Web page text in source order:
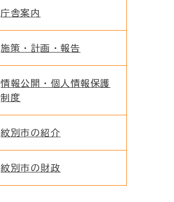
庁舎案内
施策・計画・報告
情報公開・個人情報保護
制度
紋別市の紹介
紋別市の財政